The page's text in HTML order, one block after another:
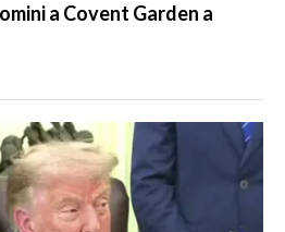
a Covent Garden a